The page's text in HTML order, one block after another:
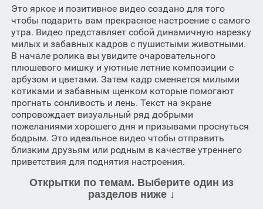
Это яркое и позитивное видео создано для того
чтобы подарить вам прекрасное настроение с самого
утра. Видео представляет собой динамичную нарезку
милых и забавных кадров с пушистыми животными.
В начале ролика вы увидите очаровательного
плюшевого мишку и уютные летние композиции с
арбузом и цветами. Затем кадр сменяется милыми
котиками и забавным щенком которые помогают
прогнать сонливость и лень. Текст на экране
сопровождает визуальный ряд добрыми
пожеланиями хорошего дня и призывами проснуться
бодрым. Это идеальное видео чтобы отправить
близким друзьям или родным в качестве утреннего
приветствия для поднятия настроения.
Открытки по темам. Выберите один из
разделов ниже ↓